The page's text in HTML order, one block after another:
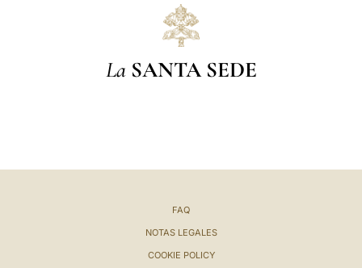
La SANTA SEDE
FAQ
NOTAS LEGALES
COOKIE POLICY